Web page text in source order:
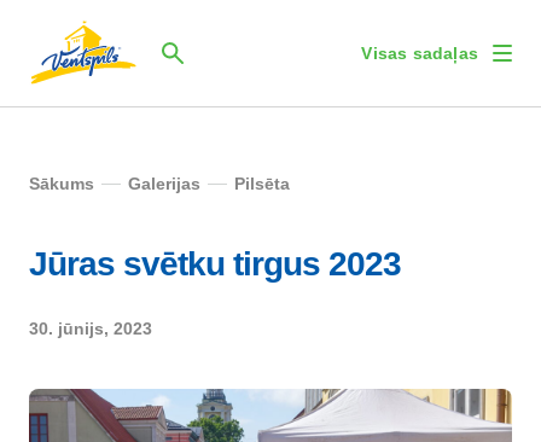
Visas sadaļas
Sākums Galerijas Pilsēta
Jūras svētku tirgus 2023
30. jūnijs, 2023